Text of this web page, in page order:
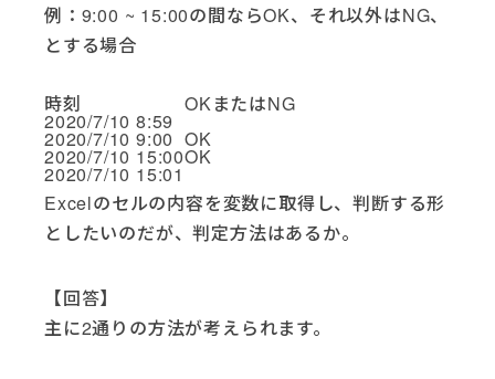
例：9:00 ~ 15:00の間ならOK、それ以外はNG、
とする場合
時刻 OKまたはNG
2020/7/10 8:59
2020/7/10 9:00 OK
2020/7/10 15:00OK
2020/7/10 15:01
Excelのセルの内容を変数に取得し、判断する形
としたいのだが、判定方法はあるか。
【回答】
主に2通りの方法が考えられます。